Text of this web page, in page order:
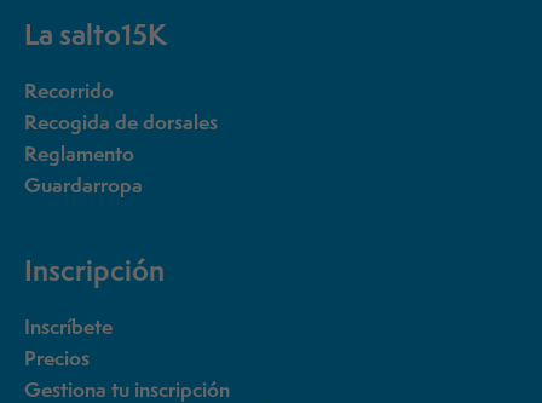
La salto15K
Recorrido
Recogida de dorsales
Reglamento
Guardarropa
Inscripción
Inscríbete
Precios
Gestiona tu inscripción